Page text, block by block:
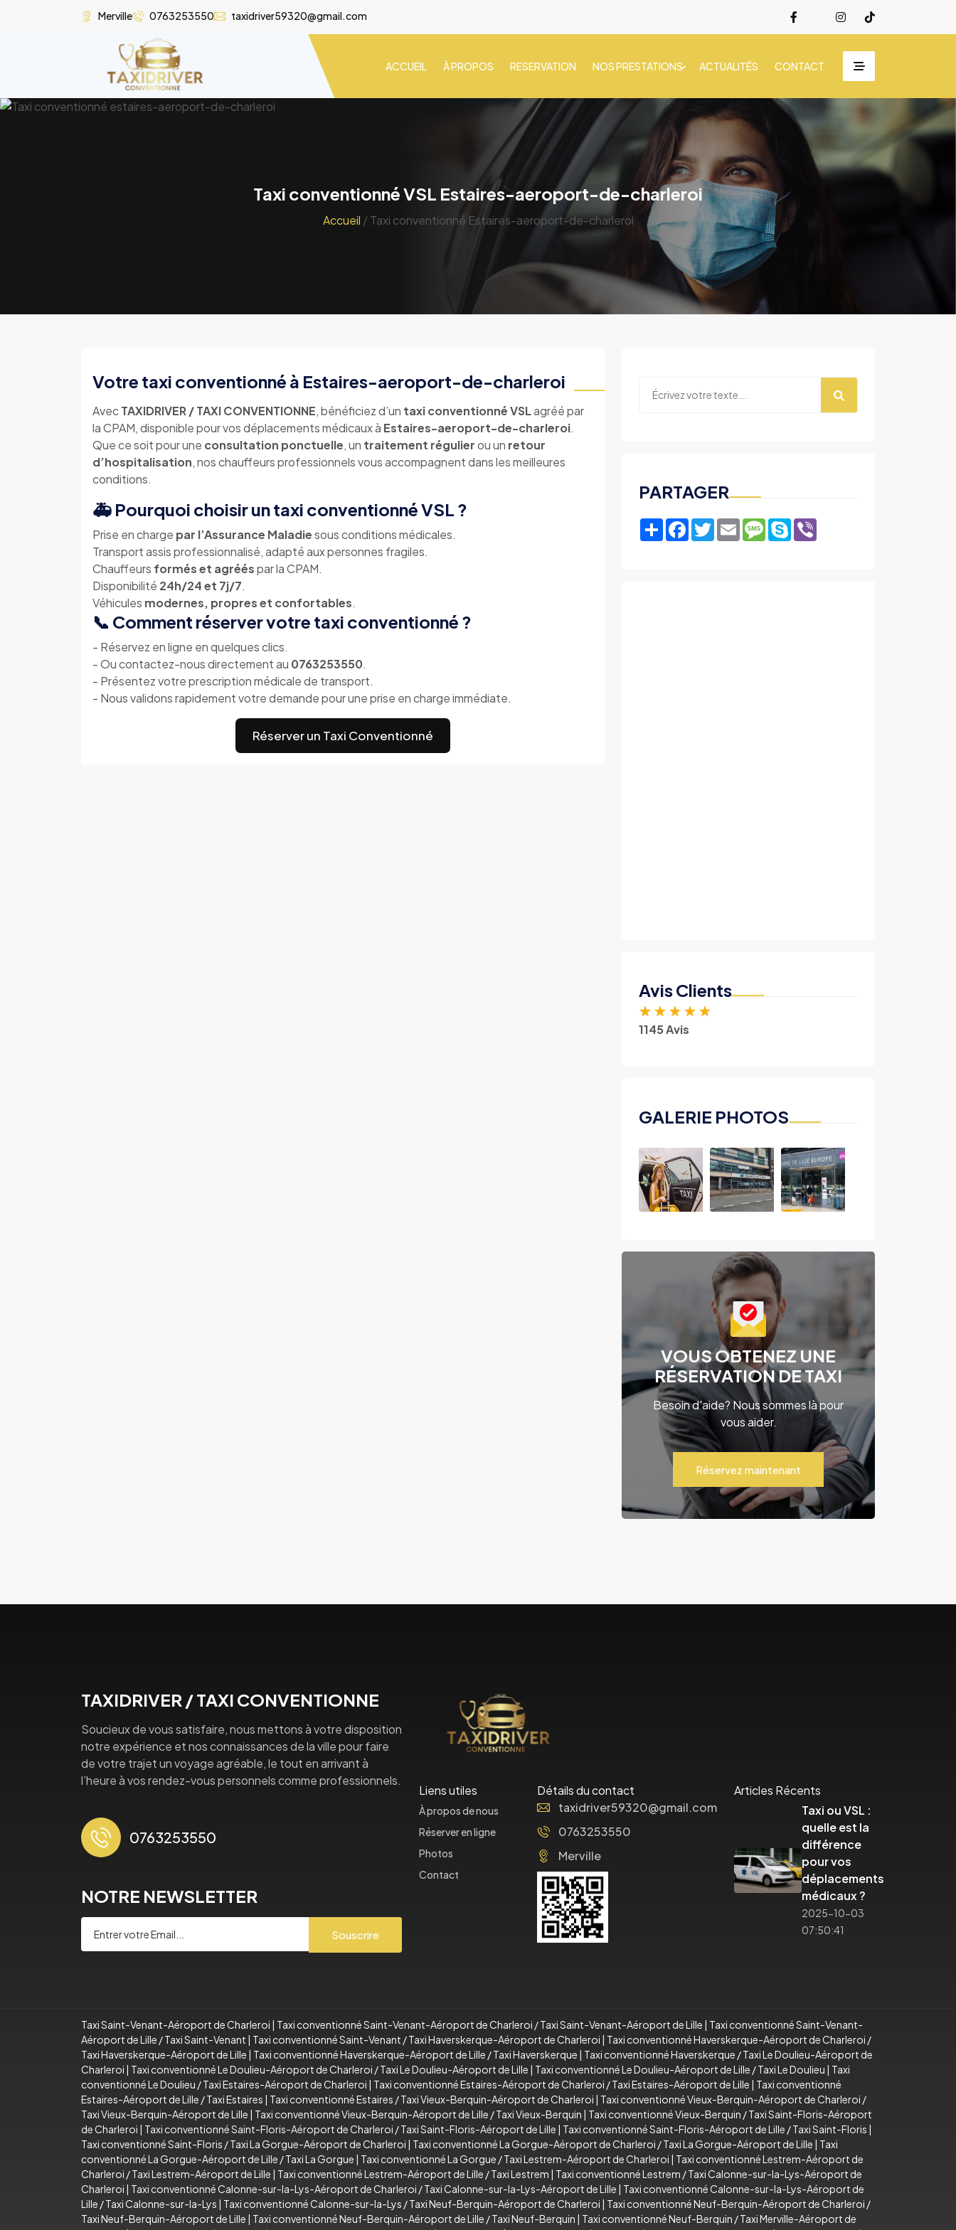
Merville 0763253550 taxidriver59320@gmail.com
ACCUEIL À PROPOS RESERVATION NOS PRESTATIONS ACTUALITÉS CONTACT
Taxi conventionné VSL Estaires-aeroport-de-charleroi
Accueil / Taxi conventionné Estaires-aeroport-de-charleroi
Votre taxi conventionné à Estaires-aeroport-de-charleroi
AvecTAXIDRIVER / TAXI CONVENTIONNE, bénéficiez d’un taxi conventionné VSLagréé par
la CPAM, disponible pour vos déplacements médicaux à Estaires-aeroport-de-charleroi.
Que ce soit pour une consultation ponctuelle, un traitement régulierou un retour
d’hospitalisation, nos chauffeurs professionnels vous accompagnent dans les meilleures
conditions.
🚑 Pourquoi choisir un taxi conventionné VSL ?
Prise en charge par l’Assurance Maladiesous conditions médicales.
Transport assis professionnalisé, adapté aux personnes fragiles.
Chauffeurs formés et agrééspar la CPAM.
Disponibilité 24h/24 et 7j/7.
Véhicules modernes, propres et confortables.
📞 Comment réserver votre taxi conventionné ?
- Réservez en ligne en quelques clics.
- Ou contactez-nous directement au 0763253550.
- Présentez votre prescription médicale de transport.
- Nous validons rapidement votre demande pour une prise en charge immédiate.
Réserver un Taxi Conventionné
PARTAGER
ShareFacebook
TwitterEmailMessage
Skype
Avis Clients
★ ★ ★ ★ ★
1145 Avis
GALERIE PHOTOS
VOUS OBTENEZ UNE
RÉSERVATION DE TAXI
Besoin d'aide? Nous sommes là pour
vous aider.
Réservez maintenant
TAXIDRIVER / TAXI CONVENTIONNE
Soucieux de vous satisfaire, nous mettons à votre disposition
notre expérience et nos connaissances de la ville pour faire
de votre trajet un voyage agréable, le tout en arrivant à
l’heure à vos rendez-vous personnels comme professionnels.
0763253550
NOTRE NEWSLETTER
Souscrire
Liens utiles
À propos de nous
Réserver en ligne
Photos
Contact
Détails du contact
taxidriver59320@gmail.com
0763253550
Merville
Articles Récents
Taxi ou VSL :
quelle est la
différence
pour vos
déplacements
médicaux ?
2025-10-03
07:50:41
Taxi Saint-Venant-Aéroport de Charleroi Taxi conventionné Saint-Venant-Aéroport de Charleroi /Taxi Saint-Venant-Aéroport de Lille
Taxi conventionné Saint-Venant-
Aéroport de Lille /Taxi Saint-Venant Taxi conventionné Saint-Venant /Taxi Haverskerque-Aéroport de Charleroi Taxi conventionné Haverskerque-Aéroport de Charleroi /
Taxi Haverskerque-Aéroport de Lille
Taxi conventionné Haverskerque-Aéroport de Lille /Taxi Haverskerque Taxi conventionné Haverskerque /Taxi Le Doulieu-Aéroport de
Charleroi
Taxi conventionné Le Doulieu-Aéroport de Charleroi /Taxi Le Doulieu-Aéroport de Lille Taxi conventionné Le Doulieu-Aéroport de Lille /Taxi Le Doulieu
Taxi
conventionné Le Doulieu /Taxi Estaires-Aéroport de Charleroi Taxi conventionné Estaires-Aéroport de Charleroi /Taxi Estaires-Aéroport de Lille
Taxi conventionné
Estaires-Aéroport de Lille /Taxi Estaires Taxi conventionné Estaires /Taxi Vieux-Berquin-Aéroport de Charleroi Taxi conventionné Vieux-Berquin-Aéroport de Charleroi /
Taxi Vieux-Berquin-Aéroport de Lille
Taxi conventionné Vieux-Berquin-Aéroport de Lille /Taxi Vieux-Berquin Taxi conventionné Vieux-Berquin /Taxi Saint-Floris-Aéroport
de Charleroi
Taxi conventionné Saint-Floris-Aéroport de Charleroi /Taxi Saint-Floris-Aéroport de Lille Taxi conventionné Saint-Floris-Aéroport de Lille /Taxi Saint-Floris
Taxi conventionné Saint-Floris /Taxi La Gorgue-Aéroport de Charleroi Taxi conventionné La Gorgue-Aéroport de Charleroi /Taxi La Gorgue-Aéroport de Lille
Taxi
conventionné La Gorgue-Aéroport de Lille /Taxi La Gorgue Taxi conventionné La Gorgue /Taxi Lestrem-Aéroport de Charleroi
Taxi conventionné Lestrem-Aéroport de
Charleroi /Taxi Lestrem-Aéroport de Lille Taxi conventionné Lestrem-Aéroport de Lille /Taxi Lestrem Taxi conventionné Lestrem /Taxi Calonne-sur-la-Lys-Aéroport de
Charleroi
Taxi conventionné Calonne-sur-la-Lys-Aéroport de Charleroi /Taxi Calonne-sur-la-Lys-Aéroport de Lille
Taxi conventionné Calonne-sur-la-Lys-Aéroport de
Lille /Taxi Calonne-sur-la-Lys Taxi conventionné Calonne-sur-la-Lys /Taxi Neuf-Berquin-Aéroport de Charleroi Taxi conventionné Neuf-Berquin-Aéroport de Charleroi /
Taxi Neuf-Berquin-Aéroport de Lille
Taxi conventionné Neuf-Berquin-Aéroport de Lille /Taxi Neuf-Berquin Taxi conventionné Neuf-Berquin /Taxi Merville-Aéroport de